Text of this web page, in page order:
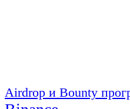
Airdrop и Bounty